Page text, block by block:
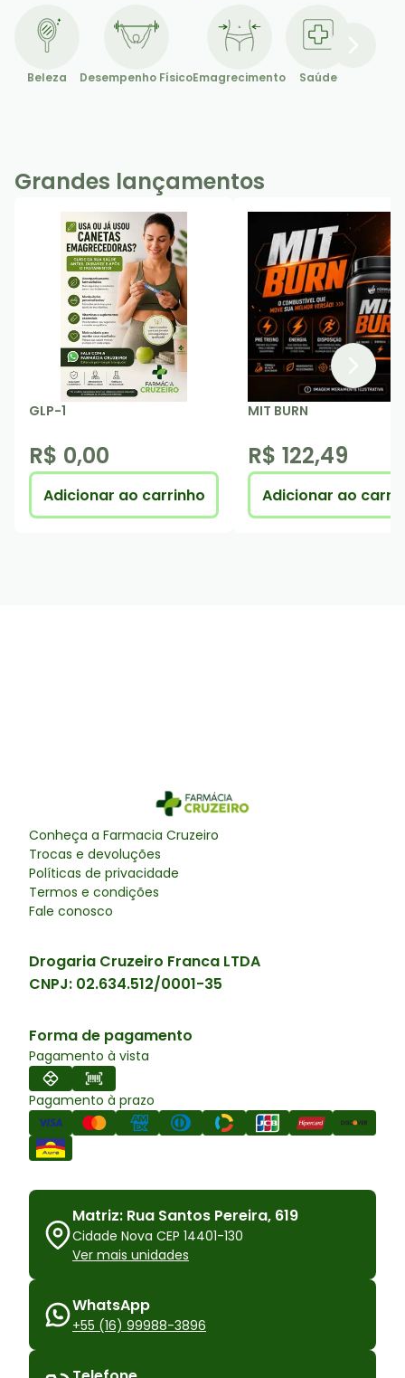
Beleza Desempenho FísicoEmagrecimento Saúde
Grandes lançamentos
GLP-1
R$ 0,00
Adicionar ao carrinho
MIT BURN
R$ 122,49
Adicionar ao
Conheça a Farmacia Cruzeiro
Trocas e devoluções
Políticas de privacidade
Termos e condições
Fale conosco
Drogaria Cruzeiro Franca LTDA
CNPJ: 02.634.512/0001-35
Forma de pagamento
Pagamento à vista
Pagamento à prazo
Matriz: Rua Santos Pereira, 619
Cidade Nova CEP 14401-130
Ver mais unidades
WhatsApp
+55 (16) 99988-3896